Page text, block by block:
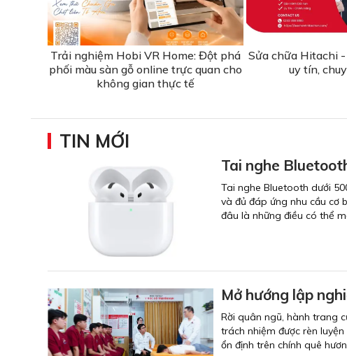
Trải nghiệm Hobi VR Home: Đột phá
phối màu sàn gỗ online trực quan cho
không gian thực tế
Sửa chữa Hitachi
uy tín,
TIN MỚI
Tai nghe
Tai nghe Bluetooth dưới
và đủ đáp ứng nhu cầu cơ
đâu là những điều có thể
Mở hướng lập
Rời quân ngũ, hành trang
trách nhiệm được rèn
ổn định trên chính quê